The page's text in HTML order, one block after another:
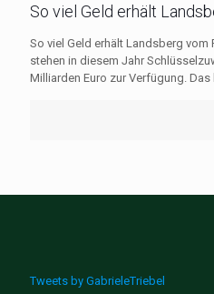
So viel Geld erhält
So viel Geld erhält Landsberg vom
stehen in diesem Jahr
Milliarden Euro zur Verfügung.
Tweets by GabrieleTriebel